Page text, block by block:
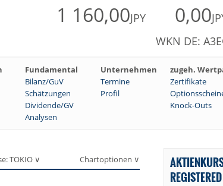
1 160,00JPY 0,00
WKN DE:
Fundamental Unternehmen zugeh.
Bilanz/GuV Termine Zertifikate
Schätzungen Profil
Dividende/GV
Knock-Outs
Analysen
TOKIO ∨ Chartoptionen ∨